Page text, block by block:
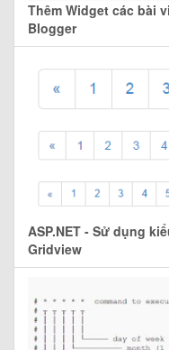
Thêm Widget các bài
Blogger
ASP.NET - Sử dụng
Gridview